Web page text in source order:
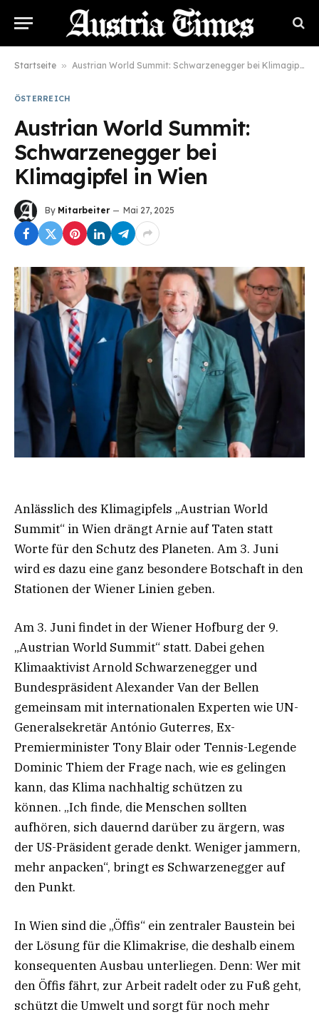
Startseite » Austrian World Summit: Schwarzenegger bei Klimagipfel in Wien
ÖSTERREICH
Austrian World Summit:
Schwarzenegger bei
Klimagipfel in Wien
By Mitarbeiter Mai 27, 2025
Anlässlich des Klimagipfels „Austrian World
Summit“ in Wien drängt Arnie auf Taten statt
Worte für den Schutz des Planeten. Am 3. Juni
wird es dazu eine ganz besondere Botschaft in den
Stationen der Wiener Linien geben.
Am 3. Juni findet in der Wiener Hofburg der 9.
„Austrian World Summit“ statt. Dabei gehen
Klimaaktivist Arnold Schwarzenegger und
Bundespräsident Alexander Van der Bellen
gemeinsam mit internationalen Experten wie UN-
Generalsekretär António Guterres, Ex-
Premierminister Tony Blair oder Tennis-Legende
Dominic Thiem der Frage nach, wie es gelingen
kann, das Klima nachhaltig schützen zu
können. „Ich finde, die Menschen sollten
aufhören, sich dauernd darüber zu ärgern, was
der US-Präsident gerade denkt. Weniger jammern,
mehr anpacken“, bringt es Schwarzenegger auf
den Punkt.
In Wien sind die „Öffis“ ein zentraler Baustein bei
der Lösung für die Klimakrise, die deshalb einem
konsequenten Ausbau unterliegen. Denn: Wer mit
den Öffis fährt, zur Arbeit radelt oder zu Fuß geht,
schützt die Umwelt und sorgt für noch mehr